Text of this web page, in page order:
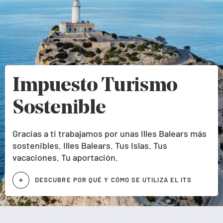
Impuesto Turismo
Sostenible
Gracias a ti trabajamos por unas Illes Balears más
sostenibles. Illes Balears. Tus Islas. Tus
vacaciones. Tu aportación.
DESCUBRE POR QUÉ Y CÓMO SE UTILIZA EL ITS